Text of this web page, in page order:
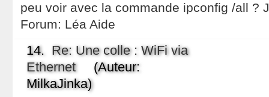
peu voir avec la commande ipconfig /all ?
Forum: Léa Aide
14. Re: Une colle : WiFi via
Ethernet(Auteur:
MilkaJinka)